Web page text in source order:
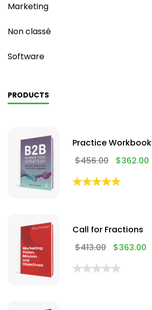
Marketing
Non classé
Software
PRODUCTS
Practice Workbook
$456.00 $362.00
Call for Fractions
$413.00 $363.00